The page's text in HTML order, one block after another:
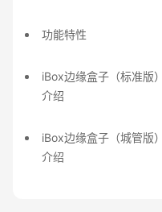
功能特性
iBox边缘盒子（标准版）
介绍
iBox边缘盒子（城管版）
介绍